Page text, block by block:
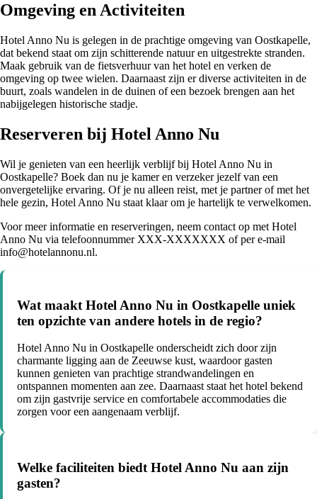
Omgeving en Activiteiten
Hotel Anno Nu is gelegen in de prachtige omgeving van Oostkapelle,
dat bekend staat om zijn schitterende natuur en uitgestrekte stranden.
Maak gebruik van de fietsverhuur van het hotel en verken de
omgeving op twee wielen. Daarnaast zijn er diverse activiteiten in de
buurt, zoals wandelen in de duinen of een bezoek brengen aan het
nabijgelegen historische stadje.
Reserveren bij Hotel Anno Nu
Wil je genieten van een heerlijk verblijf bij Hotel Anno Nu in
Oostkapelle? Boek dan nu je kamer en verzeker jezelf van een
onvergetelijke ervaring. Of je nu alleen reist, met je partner of met het
hele gezin, Hotel Anno Nu staat klaar om je hartelijk te verwelkomen.
Voor meer informatie en reserveringen, neem contact op met Hotel
Anno Nu via telefoonnummer XXX-XXXXXXX of per e-mail
info@hotelannonu.nl.
Wat maakt Hotel Anno Nu in Oostkapelle uniek
ten opzichte van andere hotels in de regio?
Hotel Anno Nu in Oostkapelle onderscheidt zich door zijn
charmante ligging aan de Zeeuwse kust, waardoor gasten
kunnen genieten van prachtige strandwandelingen en
ontspannen momenten aan zee. Daarnaast staat het hotel bekend
om zijn gastvrije service en comfortabele accommodaties die
zorgen voor een aangenaam verblijf.
Welke faciliteiten biedt Hotel Anno Nu aan zijn
gasten?